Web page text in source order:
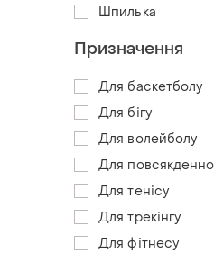
Шпилька
Призначення
Для баскетболу
Для бігу
Для волейболу
Для
Для тенісу
Для трекінгу
Для фітнесу